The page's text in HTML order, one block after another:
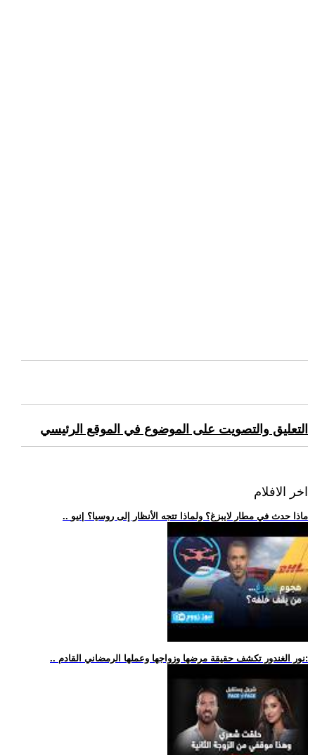
التعليق والتصويت على الموضوع في الموقع الرئيسي
اخر الافلام
.. ماذا حدث في مطار لايبزغ؟ ولماذا تتجه الأنظار إلى روسيا؟ |نيو
.. نور الغندور تكشف حقيقة مرضها وزواجها وعملها الرمضاني القادم: